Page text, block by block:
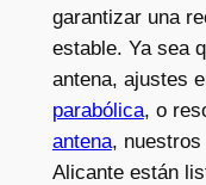
garantizar una
estable. Ya sea
antena, ajustes
parabólica, o
antena,
Alicante están